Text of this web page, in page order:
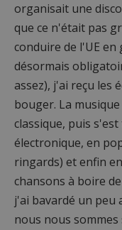
organisait une
que ce n'était pas
conduire de l'UE en
désormais
assez), j'ai reçu les
bouger. La
classique, puis
électronique, en
ringards) et enfin
chansons à boire
j'ai bavardé un peu
nous nous